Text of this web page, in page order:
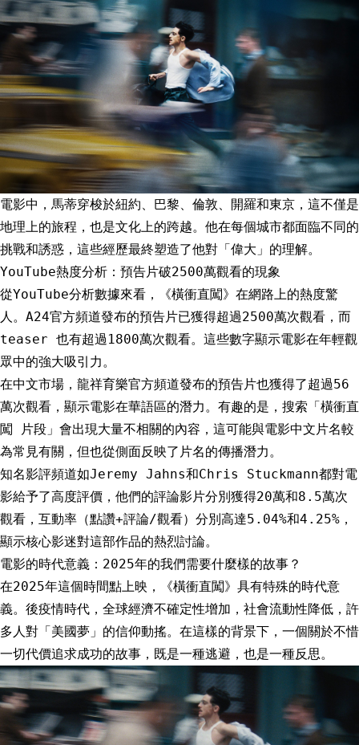
電影中，馬蒂穿梭於紐約、巴黎、倫敦、開羅和東京，這不僅是
地理上的旅程，也是文化上的跨越。他在每個城市都面臨不同的
挑戰和誘惑，這些經歷最終塑造了他對「偉大」的理解。
YouTube熱度分析：預告片破2500萬觀看的現象
從YouTube分析數據來看，《橫衝直闖》在網路上的熱度驚
人。A24官方頻道發布的預告片已獲得超過2500萬次觀看，而
teaser 也有超過1800萬次觀看。這些數字顯示電影在年輕觀
眾中的強大吸引力。
在中文市場，龍祥育樂官方頻道發布的預告片也獲得了超過56
萬次觀看，顯示電影在華語區的潛力。有趣的是，搜索「橫衝直
闖 片段」會出現大量不相關的內容，這可能與電影中文片名較
為常見有關，但也從側面反映了片名的傳播潛力。
知名影評頻道如Jeremy Jahns和Chris Stuckmann都對電
影給予了高度評價，他們的評論影片分別獲得20萬和8.5萬次
觀看，互動率（點讚+評論/觀看）分別高達5.04%和4.25%，
顯示核心影迷對這部作品的熱烈討論。
電影的時代意義：2025年的我們需要什麼樣的故事？
在2025年這個時間點上映，《橫衝直闖》具有特殊的時代意
義。後疫情時代，全球經濟不確定性增加，社會流動性降低，許
多人對「美國夢」的信仰動搖。在這樣的背景下，一個關於不惜
一切代價追求成功的故事，既是一種逃避，也是一種反思。